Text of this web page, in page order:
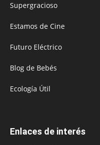
Supergracioso
Estamos de Cine
Futuro Eléctrico
Blog de Bebés
Ecología Útil
Enlaces de interés